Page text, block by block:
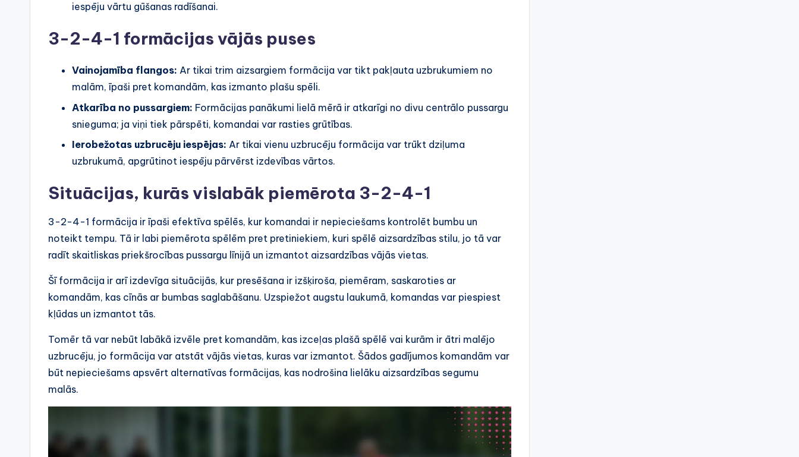
iespēju vārtu gūšanas radīšanai.
3-2-4-1 formācijas vājās puses
Vainojamība flangos: Ar tikai trim aizsargiem formācija var tikt pakļauta uzbrukumiem no
malām, īpaši pret komandām, kas izmanto plašu spēli.
Atkarība no pussargiem: Formācijas panākumi lielā mērā ir atkarīgi no divu centrālo pussargu
snieguma; ja viņi tiek pārspēti, komandai var rasties grūtības.
Ierobežotas uzbrucēju iespējas: Ar tikai vienu uzbrucēju formācija var trūkt dziļuma
uzbrukumā, apgrūtinot iespēju pārvērst izdevības vārtos.
Situācijas, kurās vislabāk piemērota 3-2-4-1
3-2-4-1 formācija ir īpaši efektīva spēlēs, kur komandai ir nepieciešams kontrolēt bumbu un
noteikt tempu. Tā ir labi piemērota spēlēm pret pretiniekiem, kuri spēlē aizsardzības stilu, jo tā var
radīt skaitliskas priekšrocības pussargu līnijā un izmantot aizsardzības vājās vietas.
Šī formācija ir arī izdevīga situācijās, kur presēšana ir izšķiroša, piemēram, saskaroties ar
komandām, kas cīnās ar bumbas saglabāšanu. Uzspiežot augstu laukumā, komandas var piespiest
kļūdas un izmantot tās.
Tomēr tā var nebūt labākā izvēle pret komandām, kas izceļas plašā spēlē vai kurām ir ātri malējo
uzbrucēju, jo formācija var atstāt vājās vietas, kuras var izmantot. Šādos gadījumos komandām var
būt nepieciešams apsvērt alternatīvas formācijas, kas nodrošina lielāku aizsardzības segumu
malās.